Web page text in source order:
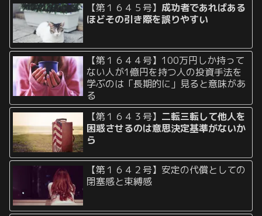
【第１６４５号】成功者であればある
ほどその引き際を誤りやすい
【第１６４４号】100万円しか持って
ない人が1億円を持つ人の投資手法を
学ぶのは「長期的に」見ると意味があ
る
【第１６４３号】 二転三転して他人を
困惑させるのは意思決定基準がないか
ら
【第１６４２号】安定の代償としての
閉塞感と束縛感